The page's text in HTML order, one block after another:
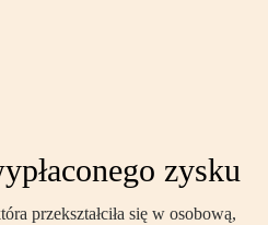
zysku
przekształciła się w osobową,